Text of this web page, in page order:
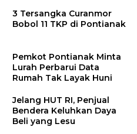
3 Tersangka Curanmor
Bobol 11 TKP di Pontianak
Pemkot Pontianak Minta
Lurah Perbarui Data
Rumah Tak Layak Huni
Jelang HUT RI, Penjual
Bendera Keluhkan Daya
Beli yang Lesu